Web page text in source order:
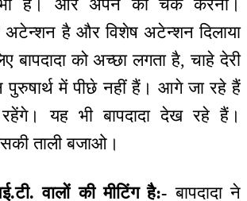
भी हैं। और अपने को चेक करना।
अटेन्शन है और विशेष अटेन्शन दिलाया
बापदादा को अच्छा लगता है, चाहे देरी
में पीछे नहीं हैं। आगे जा रहे हैं
यह भी बापदादा देख रहे हैं।
ताली बजाओ।
वालों की मीटिंग है:- बापदादा ने